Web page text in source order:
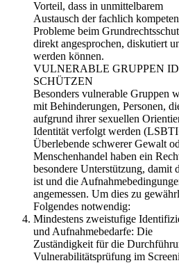
Vorteil, dass in unmittelbarem
Austausch der fachlich
Probleme beim
direkt angesprochen, diskutiert
werden können.
VULNERABLE GRUPPEN
SCHÜTZEN
Besonders vulnerable Gruppen
mit Behinderungen, Personen,
aufgrund ihrer sexuellen
Identität verfolgt werden
Überlebende schwerer Gewalt
Menschenhandel haben ein
besondere Unterstützung, damit
ist und die
angemessen. Um dies zu
Folgendes notwendig:
Mindestens zweistufige
und Aufnahmebedarfe: Die
Zuständigkeit für die
Vulnerabilitätsprüfung im